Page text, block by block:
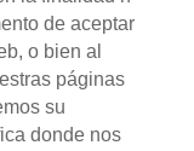
de aceptar
o bien al
páginas
su
donde nos